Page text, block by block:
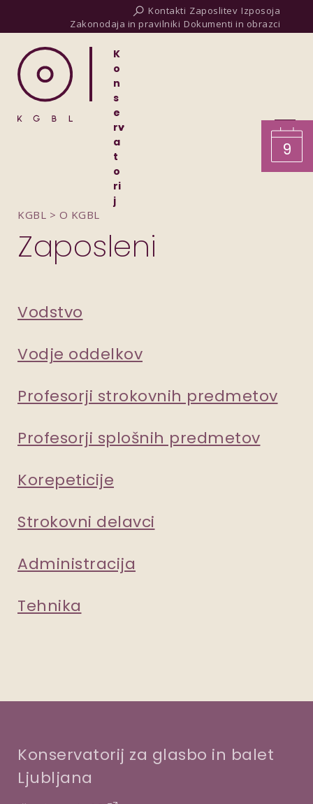
Kontakti Zaposlitev Izposoja
Zakonodaja in pravilniki Dokumenti in obrazci
K
o
n
s
e
rv
a
t
o
ri
j
9
KGBL > O KGBL
Zaposleni
Vodstvo
Vodje oddelkov
Profesorji strokovnih predmetov
Profesorji splošnih predmetov
Korepeticije
Strokovni delavci
Administracija
Tehnika
Konservatorij za glasbo in balet
Ljubljana